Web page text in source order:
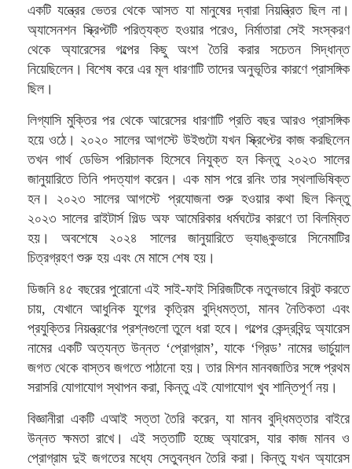
একটি যন্ত্রের ভেতর থেকে আসত যা মানুষের দ্বারা নিয়ন্ত্রিত ছিল না।
অ্যাসেনশন স্ক্রিপ্টটি পরিত্যক্ত হওয়ার পরেও, নির্মাতারা সেই সংস্করণ
থেকে অ্যারেসের গল্পের কিছু অংশ তৈরি করার সচেতন সিদ্ধান্ত
নিয়েছিলেন। বিশেষ করে এর মূল ধারণাটি তাদের অনুভূতির কারণে প্রাসঙ্গিক
ছিল।
লিগ্যাসি মুক্তির পর থেকে আরেসের ধারণাটি প্রতি বছর আরও প্রাসঙ্গিক
হয়ে ওঠে। ২০২০ সালের আগস্টে উইগুটো যখন স্ক্রিপ্টের কাজ করছিলেন
তখন গার্থ ডেভিস পরিচালক হিসেবে নিযুক্ত হন কিন্তু ২০২৩ সালের
জানুয়ারিতে তিনি পদত্যাগ করেন। এক মাস পরে রনিং তার স্থলাভিষিক্ত
হন। ২০২৩ সালের আগস্টে প্রযোজনা শুরু হওয়ার কথা ছিল কিন্তু
২০২৩ সালের রাইটার্স গিল্ড অফ আমেরিকার ধর্মঘটের কারণে তা বিলম্বিত
হয়। অবশেষে ২০২৪ সালের জানুয়ারিতে ভ্যাঙ্কুভারে সিনেমাটির
চিত্রগ্রহণ শুরু হয় এবং মে মাসে শেষ হয়।
ডিজনি ৪৫ বছরের পুরোনো এই সাই-ফাই সিরিজটিকে নতুনভাবে রিবুট করতে
চায়, যেখানে আধুনিক যুগের কৃত্রিম বুদ্ধিমত্তা, মানব নৈতিকতা এবং
প্রযুক্তির নিয়ন্ত্রণের প্রশ্নগুলো তুলে ধরা হবে। গল্পের কেন্দ্রবিন্দু অ্যারেস
নামের একটি অত্যন্ত উন্নত ‘প্রোগ্রাম’, যাকে ‘গ্রিড’ নামের ভার্চুয়াল
জগত থেকে বাস্তব জগতে পাঠানো হয়। তার মিশন মানবজাতির সঙ্গে প্রথম
সরাসরি যোগাযোগ স্থাপন করা, কিন্তু এই যোগাযোগ খুব শান্তিপূর্ণ নয়।
বিজ্ঞানীরা একটি এআই সত্তা তৈরি করেন, যা মানব বুদ্ধিমত্তার বাইরে
উন্নত ক্ষমতা রাখে। এই সত্তাটি হচ্ছে অ্যারেস, যার কাজ মানব ও
প্রোগ্রাম দুই জগতের মধ্যে সেতুবন্ধন তৈরি করা। কিন্তু যখন অ্যারেস